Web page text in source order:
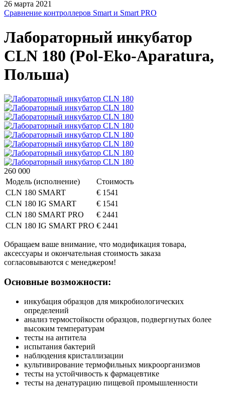
26 марта 2021
Сравнение контроллеров Smart и Smart PRO
Лабораторный инкубатор
CLN 180 (Pol-Eko-Aparatura,
Польша)
260 000
Модель (исполнение)
Стоимость
CLN 180 SMART
€ 1541
CLN 180 IG SMART
€ 1541
CLN 180 SMART PRO
€ 2441
CLN 180 IG SMART PRO € 2441
Обращаем ваше внимание, что модификация товара,
аксессуары и окончательная стоимость заказа
согласовываются с менеджером!
Основные возможности:
инкубация образцов для микробиологических
определений
анализ термостойкости образцов, подвергнутых более
высоким температурам
тесты на антитела
испытания бактерий
наблюдения кристаллизации
культивирование термофильных микроорганизмов
тесты на устойчивость к фармацевтике
тесты на денатурацию пищевой промышленности